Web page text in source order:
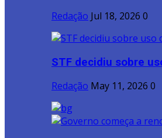
Redação Jul 18, 2026 0
STF decidiu sobre
Redação May 11, 2026 0